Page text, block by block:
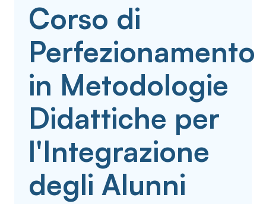
Corso di
Perfezionamento
in Metodologie
Didattiche per
l'Integrazione
degli Alunni